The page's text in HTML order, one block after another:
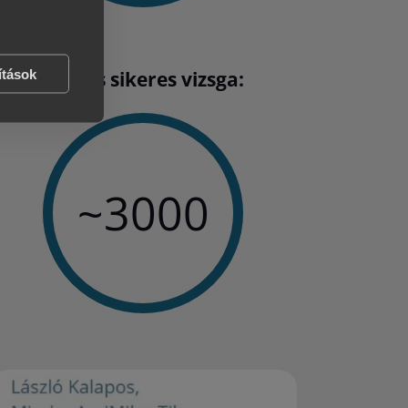
Összes sikeres vizsga:
~3000